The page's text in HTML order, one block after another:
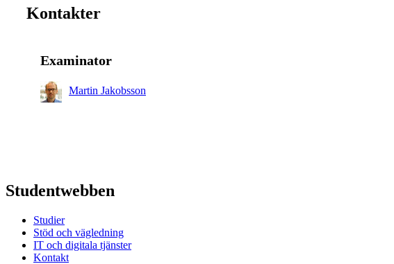
Kontakter
Examinator
Martin Jakobsson
Studentwebben
Studier
Stöd och vägledning
IT och digitala tjänster
Kontakt